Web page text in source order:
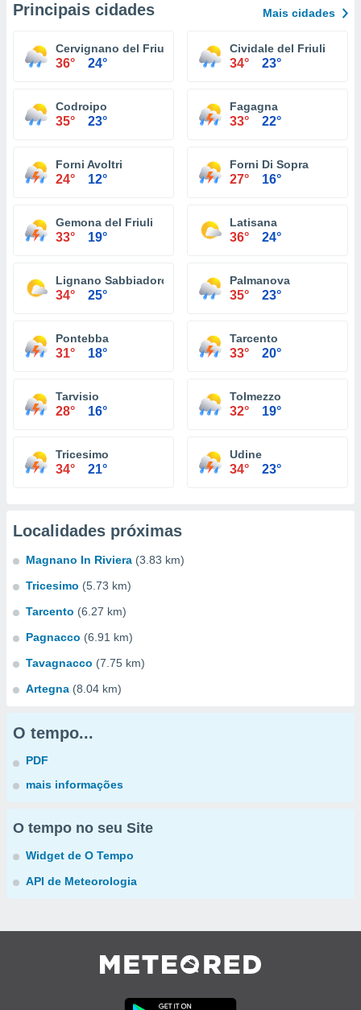
Principais cidades Mais cidades
Cervignano del Friuli
36° 24°
Cividale del Friuli
34° 23°
Codroipo
35° 23°
Fagagna
33° 22°
Forni Avoltri
24° 12°
Forni Di Sopra
27° 16°
Gemona del Friuli
33° 19°
Latisana
36° 24°
Lignano Sabbiadoro
34° 25°
Palmanova
35° 23°
Pontebba
31° 18°
Tarcento
33° 20°
Tarvisio
28° 16°
Tolmezzo
32° 19°
Tricesimo
34° 21°
Udine
34° 23°
Localidades próximas
Magnano In Riviera (3.83 km)
Tricesimo (5.73 km)
Tarcento (6.27 km)
Pagnacco (6.91 km)
Tavagnacco (7.75 km)
Artegna (8.04 km)
O tempo...
PDF
mais informações
O tempo no seu Site
Widget de O Tempo
API de Meteorologia